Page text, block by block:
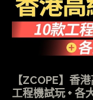
【ZCOPE】香
工程機試玩 + 各